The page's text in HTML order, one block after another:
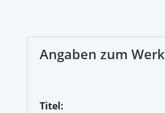
Angaben zum Werk
Titel: